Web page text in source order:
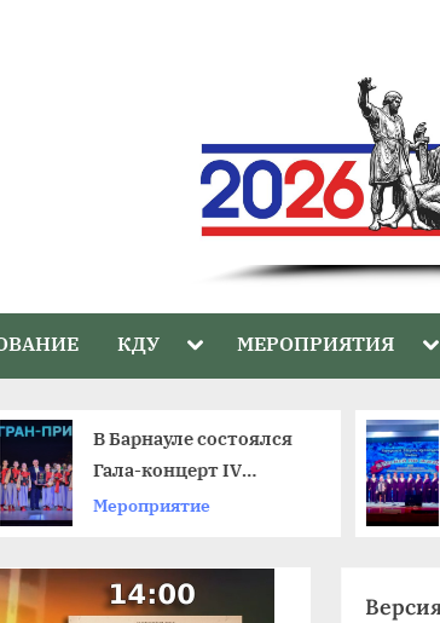
КДУ Toggle
menu
МЕРОПРИЯТИЯ
В Барнауле состоялся
Гала-концерт IV
краевого фестиваля
Мероприятие